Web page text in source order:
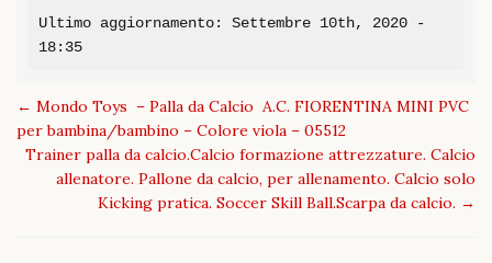
Ultimo aggiornamento: Settembre 10th, 2020 -
18:35
Post
navigation
← Mondo Toys – Palla da Calcio A.C. FIORENTINA MINI PVC
per bambina/bambino – Colore viola – 05512
Trainer palla da calcio.Calcio formazione attrezzature. Calcio
allenatore. Pallone da calcio, per allenamento. Calcio solo
Kicking pratica. Soccer Skill Ball.Scarpa da calcio. →